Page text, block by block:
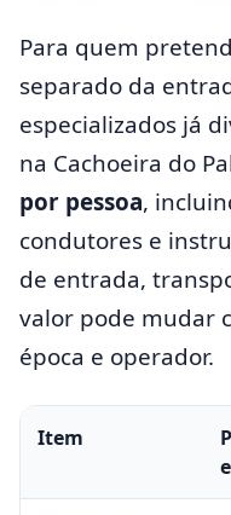
Para quem
separado da
especializados já
na Cachoeira do
por pessoa,
condutores e
de entrada,
valor pode mudar
época e operador.
Item